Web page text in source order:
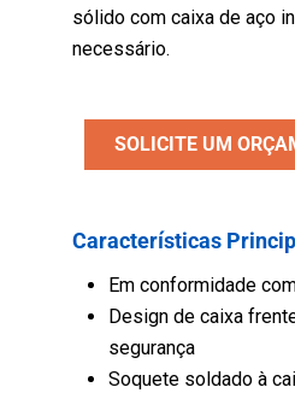
sólido com caixa de aço
necessário.
SOLICITE UM
Características
Em conformidade
Design de caixa
segurança
Soquete soldado à